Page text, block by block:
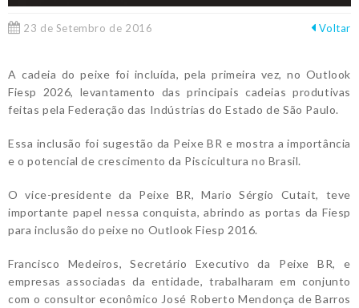
23 de Setembro de 2016 Voltar
A cadeia do peixe foi incluída, pela primeira vez, no Outlook
Fiesp 2026, levantamento das principais cadeias produtivas
feitas pela Federação das Indústrias do Estado de São Paulo.
Essa inclusão foi sugestão da Peixe BR e mostra a importância
e o potencial de crescimento da Piscicultura no Brasil.
O vice-presidente da Peixe BR, Mario Sérgio Cutait, teve
importante papel nessa conquista, abrindo as portas da Fiesp
para inclusão do peixe no Outlook Fiesp 2016.
Francisco Medeiros, Secretário Executivo da Peixe BR, e
empresas associadas da entidade, trabalharam em conjunto
com o consultor econômico José Roberto Mendonça de Barros